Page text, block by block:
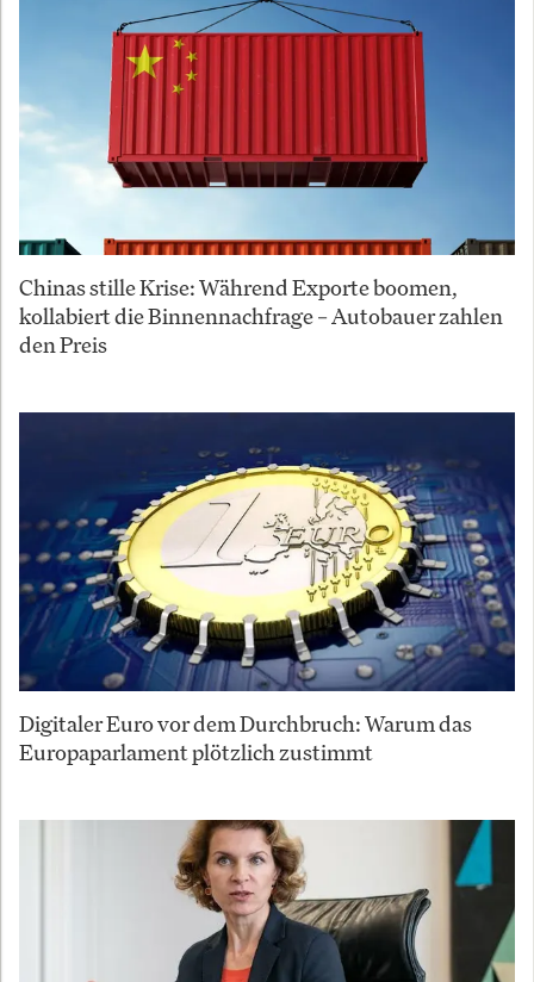
Chinas stille Krise: Während Exporte boomen,
kollabiert die Binnennachfrage – Autobauer zahlen
den Preis
Digitaler Euro vor dem Durchbruch: Warum das
Europaparlament plötzlich zustimmt